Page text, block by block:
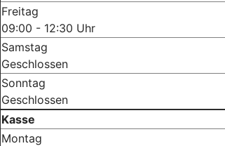
Freitag
09:00 - 12:30 Uhr
Samstag
Geschlossen
Sonntag
Geschlossen
Kasse
Montag